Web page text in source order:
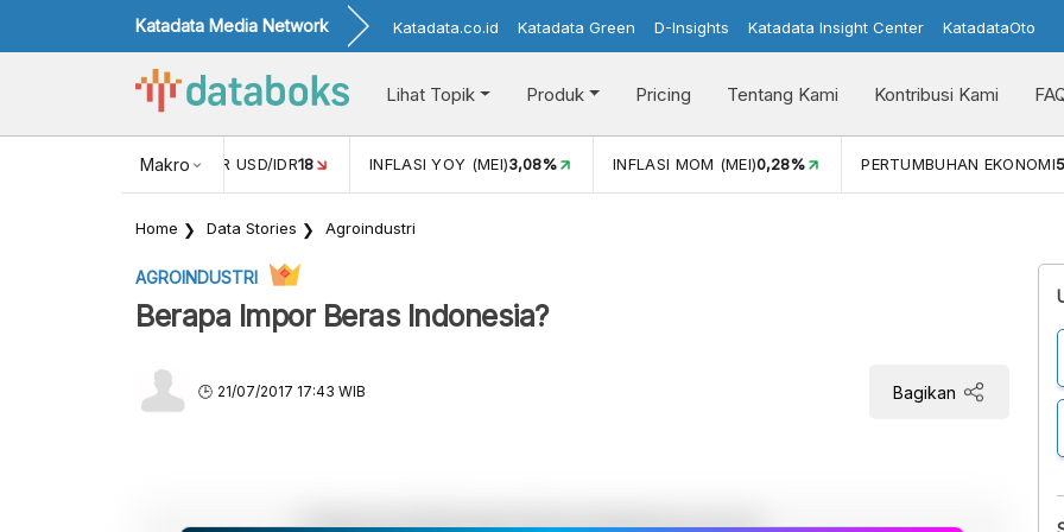
Katadata Media Network Katadata.co.id Katadata Green D-Insights Katadata Insight Center KatadataOto
Lihat Topik Produk Pricing Tentang Kami Kontribusi Kami
Makro
NILAI TUKAR USD/IDR18 INFLASI YOY (MEI)3,08% INFLASI MOM (MEI)0,28% PERTUMBUHAN EKONOMI
Home Data Stories Agroindustri
AGROINDUSTRI
Berapa Impor Beras Indonesia?
21/07/2017 17:43 WIB Bagikan